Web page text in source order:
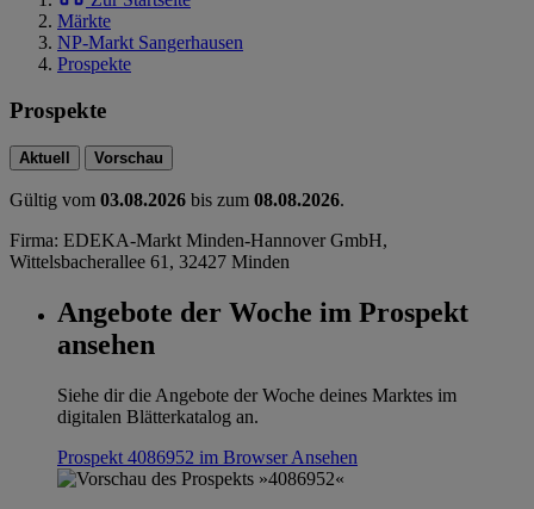
Märkte
NP-Markt Sangerhausen
Prospekte
Prospekte
Aktuell Vorschau
Gültig vom 03.08.2026 bis zum 08.08.2026.
Firma: EDEKA-Markt Minden-Hannover GmbH,
Wittelsbacherallee 61, 32427 Minden
Angebote der Woche im Prospekt
ansehen
Siehe dir die Angebote der Woche deines Marktes im
digitalen Blätterkatalog an.
Prospekt 4086952 im BrowserAnsehen